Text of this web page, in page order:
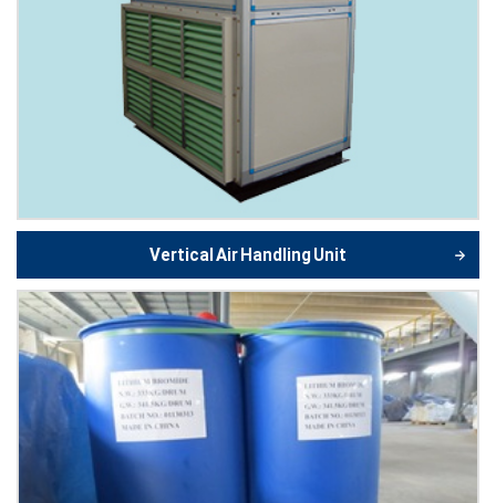
Vertical Air Handling Unit